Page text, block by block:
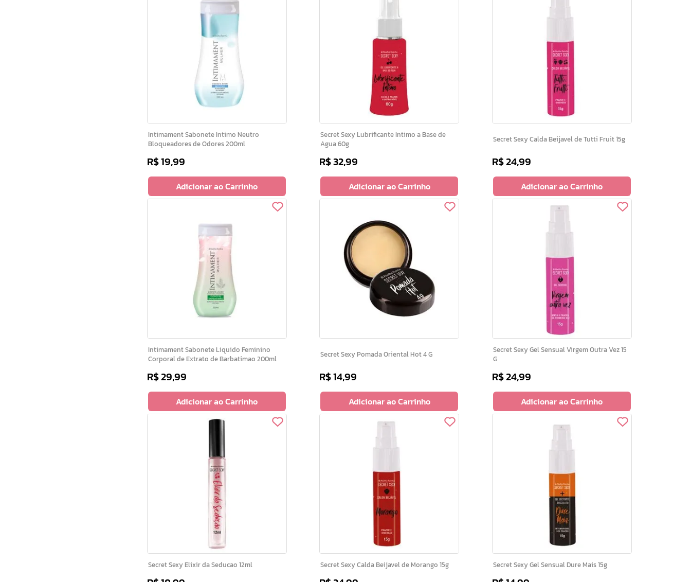
Intimament Sabonete Intimo Neutro
Bloqueadores de Odores 200ml
R$19,99
Adicionar ao Carrinho
Secret Sexy Lubrificante Intimo a Base de
Agua 60g
R$32,99
Adicionar ao Carrinho
Secret Sexy Calda Beijavel de Tutti Fruit 15g
R$24,99
Adicionar ao Carrinho
Intimament Sabonete Liquido Feminino
Corporal de Extrato de Barbatimao 200ml
R$29,99
Adicionar ao Carrinho
Secret Sexy Pomada Oriental Hot 4 G
R$14,99
Adicionar ao Carrinho
Secret Sexy Gel Sensual Virgem Outra Vez 15
G
R$24,99
Adicionar ao Carrinho
Secret Sexy Elixir da Seducao 12ml Secret Sexy Calda Beijavel de Morango 15g Secret Sexy Gel Sensual Dure Mais 15g